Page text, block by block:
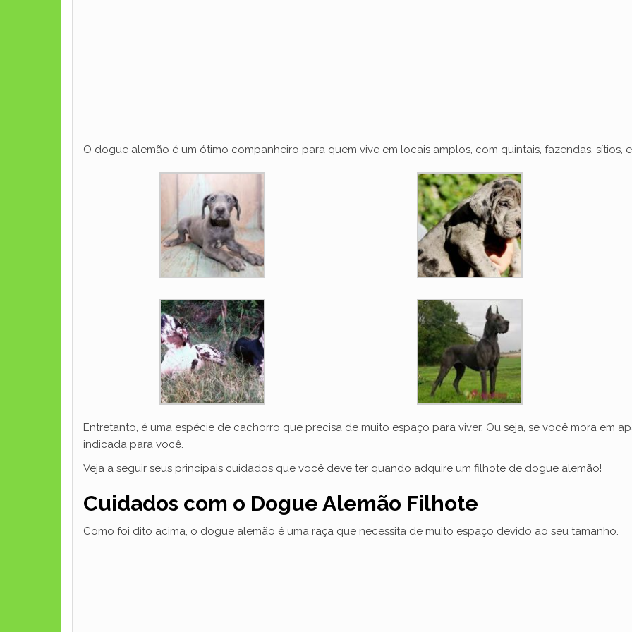
O dogue alemão é um ótimo companheiro para quem vive em locais amplos, com quintais, fazendas, sítios,
Entretanto, é uma espécie de cachorro que precisa de muito espaço para viver. Ou seja, se você mora em
indicada para você.
Veja a seguir seus principais cuidados que você deve ter quando adquire um filhote de dogue alemão!
Cuidados com o Dogue Alemão Filhote
Como foi dito acima, o dogue alemão é uma raça que necessita de muito espaço devido ao seu tamanho.